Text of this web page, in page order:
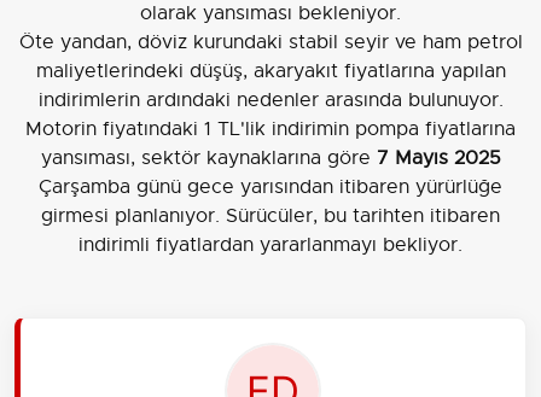
olarak yansıması bekleniyor.
Öte yandan, döviz kurundaki stabil seyir ve ham petrol
maliyetlerindeki düşüş, akaryakıt fiyatlarına yapılan
indirimlerin ardındaki nedenler arasında bulunuyor.
Motorin fiyatındaki 1 TL'lik indirimin pompa fiyatlarına
yansıması, sektör kaynaklarına göre 7 Mayıs 2025
Çarşamba günü gece yarısından itibaren yürürlüğe
girmesi planlanıyor. Sürücüler, bu tarihten itibaren
indirimli fiyatlardan yararlanmayı bekliyor.